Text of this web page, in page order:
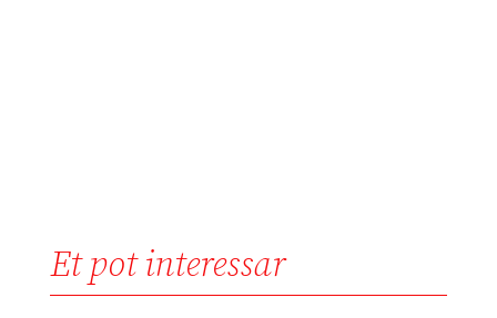
Et pot interessar